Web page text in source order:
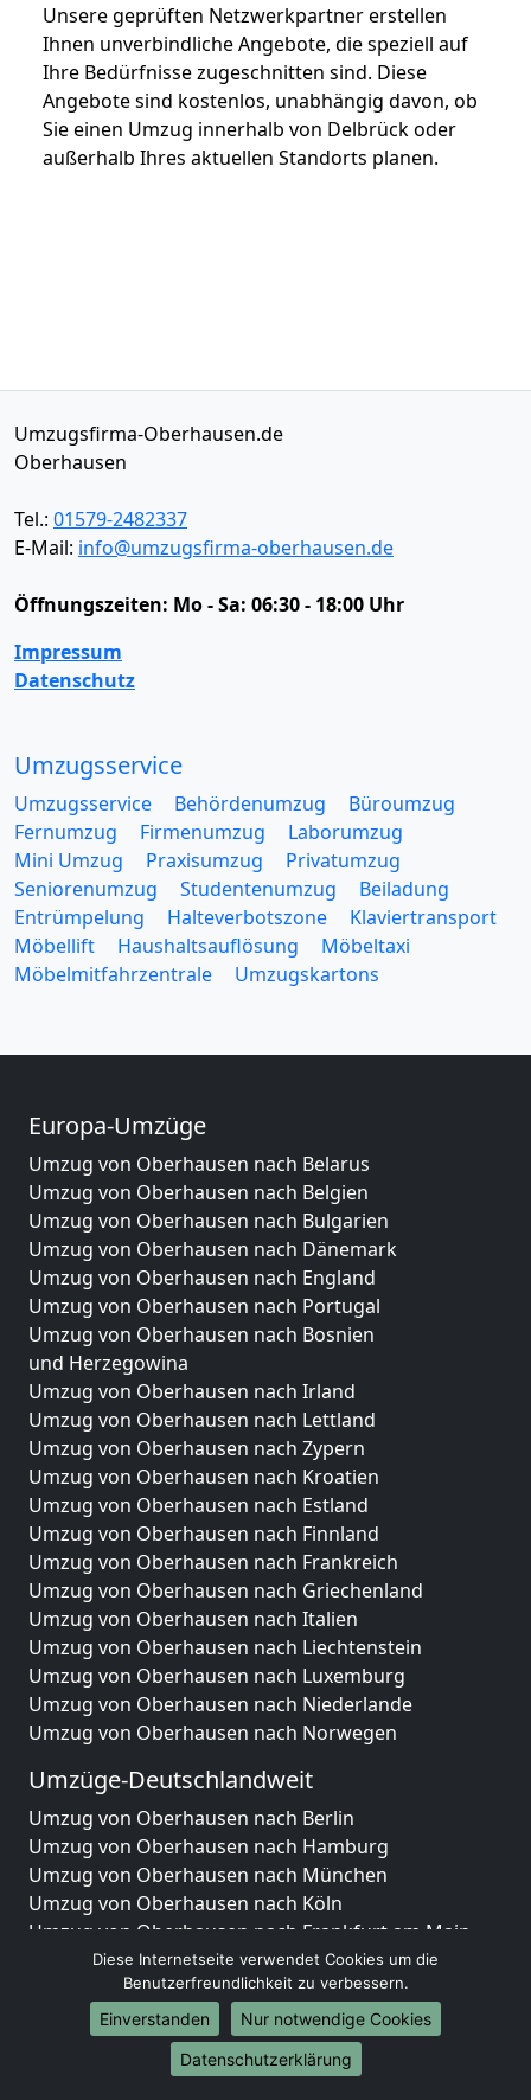
Unsere geprüften Netzwerkpartner erstellen
Ihnen unverbindliche Angebote, die speziell auf
Ihre Bedürfnisse zugeschnitten sind. Diese
Angebote sind kostenlos, unabhängig davon, ob
Sie einen Umzug innerhalb von Delbrück oder
außerhalb Ihres aktuellen Standorts planen.
Umzugsfirma-Oberhausen.de
Oberhausen
Tel.: 01579-2482337
E-Mail: info@umzugsfirma-oberhausen.de
Öffnungszeiten: Mo - Sa: 06:30 - 18:00 Uhr
Impressum
Datenschutz
Umzugsservice
Umzugsservice Behördenumzug
Büroumzug
Fernumzug
Firmenumzug
Laborumzug
Mini Umzug
Praxisumzug
Privatumzug
Seniorenumzug
Studentenumzug
Beiladung
Entrümpelung
Halteverbotszone
Klaviertransport
Möbellift
Haushaltsauflösung
Möbeltaxi
Möbelmitfahrzentrale
Umzugskartons
Europa-Umzüge
Umzug von Oberhausen nach Belarus
Umzug von Oberhausen nach Belgien
Umzug von Oberhausen nach Bulgarien
Umzug von Oberhausen nach Dänemark
Umzug von Oberhausen nach England
Umzug von Oberhausen nach Portugal
Umzug von Oberhausen nach Bosnien
und Herzegowina
Umzug von Oberhausen nach Irland
Umzug von Oberhausen nach Lettland
Umzug von Oberhausen nach Zypern
Umzug von Oberhausen nach Kroatien
Umzug von Oberhausen nach Estland
Umzug von Oberhausen nach Finnland
Umzug von Oberhausen nach Frankreich
Umzug von Oberhausen nach Griechenland
Umzug von Oberhausen nach Italien
Umzug von Oberhausen nach Liechtenstein
Umzug von Oberhausen nach Luxemburg
Umzug von Oberhausen nach Niederlande
Umzug von Oberhausen nach Norwegen
Umzüge-Deutschlandweit
Umzug von Oberhausen nach Berlin
Umzug von Oberhausen nach Hamburg
Umzug von Oberhausen nach München
Umzug von Oberhausen nach Köln
Umzug von Oberhausen nach Frankfurt am Main
Umzug von Oberhausen nach Stuttgart
Umzug von Oberhausen nach Düsseldorf
Umzug von Oberhausen nach Leipzig
Umzug von Oberhausen nach Dortmund
Umzug von Oberhausen nach Essen
Diese Internetseite verwendet Cookies um die
Benutzerfreundlichkeit zu verbessern.
Einverstanden
Nur notwendige Cookies
Datenschutzerklärung